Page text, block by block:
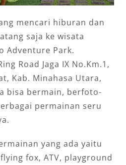
mencari hiburan dan
saja ke wisata
Adventure Park.
Road Jaga IX No.Km.1,
Kab. Minahasa Utara,
bisa bermain, berfoto-
permainan seru
yang ada yaitu
fox, ATV, playground